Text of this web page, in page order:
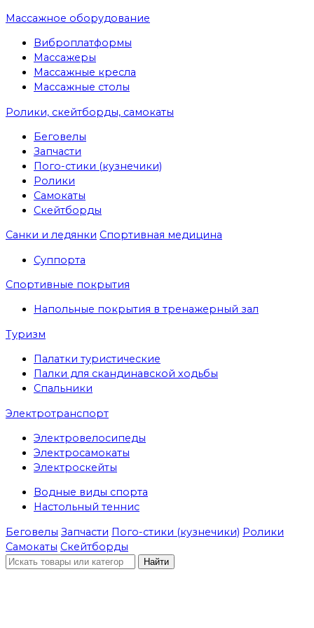
Массажное оборудование
Виброплатформы
Массажеры
Массажные кресла
Массажные столы
Ролики, скейтборды, самокаты
Беговелы
Запчасти
Пого-стики (кузнечики)
Ролики
Самокаты
Скейтборды
Санки и ледянки Спортивная медицина
Суппорта
Спортивные покрытия
Напольные покрытия в тренажерный зал
Туризм
Палатки туристические
Палки для скандинавской ходьбы
Спальники
Электротранспорт
Электровелосипеды
Электросамокаты
Электроскейты
Водные виды спорта
Настольный теннис
Беговелы Запчасти Пого-стики (кузнечики) Ролики
Самокаты Скейтборды
Найти